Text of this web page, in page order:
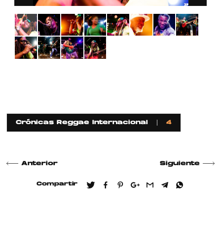
Crónicas Reggae Internacional 4
Anterior Siguiente
Compartir